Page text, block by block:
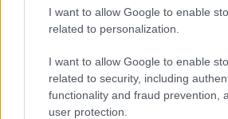
I want to allow Google to enable
related to personalization.
I want to allow Google to enable
related to security, including
functionality and fraud prevention,
user protection.